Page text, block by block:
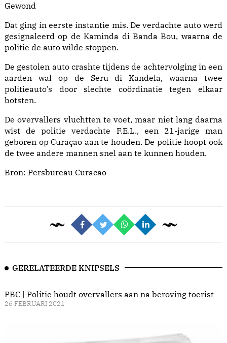
Gewond
Dat ging in eerste instantie mis. De verdachte auto werd
gesignaleerd op de Kaminda di Banda Bou, waarna de
politie de auto wilde stoppen.
De gestolen auto crashte tijdens de achtervolging in een
aarden wal op de Seru di Kandela, waarna twee
politieauto’s door slechte coördinatie tegen elkaar
botsten.
De overvallers vluchtten te voet, maar niet lang daarna
wist de politie verdachte F.E.L., een 21-jarige man
geboren op Curaçao aan te houden. De politie hoopt ook
de twee andere mannen snel aan te kunnen houden.
Bron: Persbureau Curacao
GERELATEERDE KNIPSELS
PBC | Politie houdt overvallers aan na beroving toerist
26 FEBRUARI 2021